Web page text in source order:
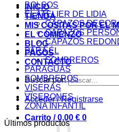
INICIO
TIENDA
MIS COSITAS POR EL
EL COMIENZO
BLOG
PAGOS
CONTACTO
Buscar por:
Acceder / Registrarse
Carrito /0,00 € 0
BOLSOS
EL ATELIER DE LIDIA
CAPAZOS
CAPAZOS
CAPAZOS
PARA ÉL
SOMBREROS
PARAGUAS
SOMBREROS
VISERAS
VISERONES
ZONA INFANTIL
Últimos productos